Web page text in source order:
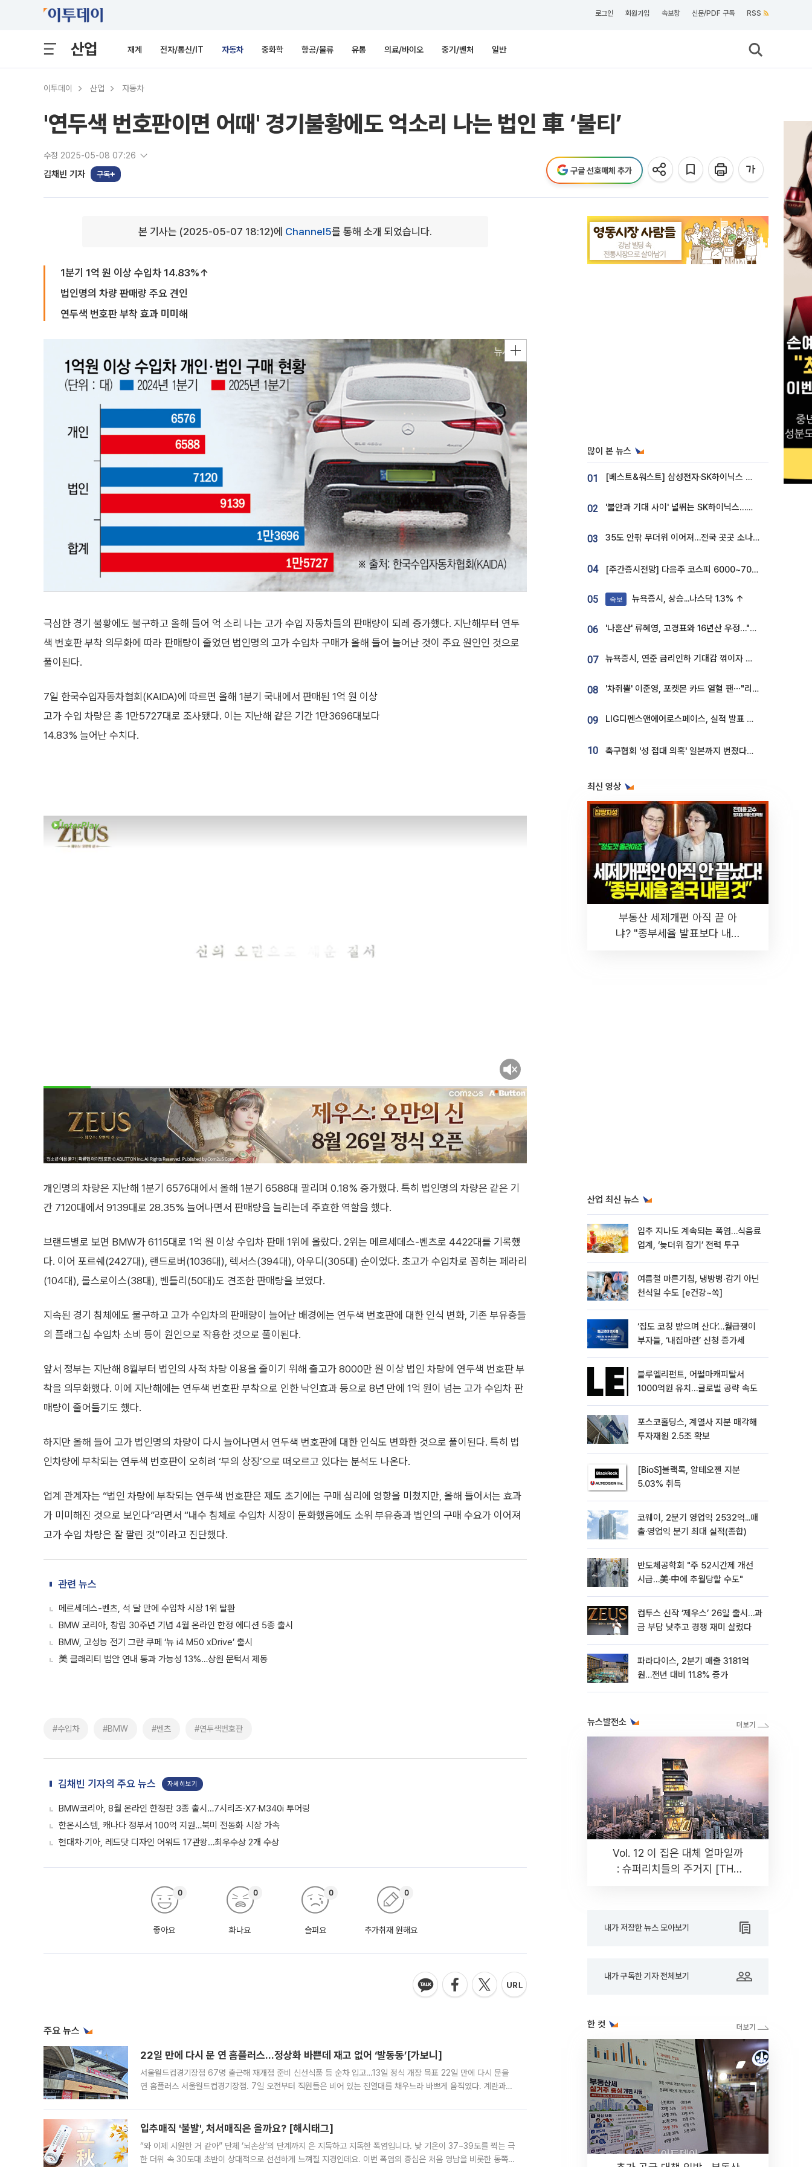
로그인 회원가입 속보창 신문/PDF 구독 RSS
산업 재계 전자/통신/IT 자동차 중화학 항공/물류 유통 의료/바이오 중기/벤처 일반
이투데이 산업 자동차
'연두색 번호판이면 어때' 경기불황에도 억소리 나는 법인 車 ‘불티’
수정 2025-05-08 07:26
김채빈 기자 구독 구글 선호매체 추가
본 기사는 (2025-05-07 18:12)에 Channel5를 통해 소개 되었습니다.
1분기 1억 원 이상 수입차 14.83%↑
법인명의 차량 판매량 주요 견인
연두색 번호판 부착 효과 미미해
극심한 경기 불황에도 불구하고 올해 들어 억 소리 나는 고가 수입 자동차들의 판매량이 되레 증가했다. 지난해부터 연두
색 번호판 부착 의무화에 따라 판매량이 줄었던 법인명의 고가 수입차 구매가 올해 들어 늘어난 것이 주요 원인인 것으로
풀이된다.
7일 한국수입자동차협회(KAIDA)에 따르면 올해 1분기 국내에서 판매된 1억 원 이상
고가 수입 차량은 총 1만5727대로 조사됐다. 이는 지난해 같은 기간 1만3696대보다
14.83% 늘어난 수치다.
개인명의 차량은 지난해 1분기 6576대에서 올해 1분기 6588대 팔리며 0.18% 증가했다. 특히 법인명의 차량은 같은 기
간 7120대에서 9139대로 28.35% 늘어나면서 판매량을 늘리는데 주효한 역할을 했다.
브랜드별로 보면 BMW가 6115대로 1억 원 이상 수입차 판매 1위에 올랐다. 2위는 메르세데스-벤츠로 4422대를 기록했
다. 이어 포르쉐(2427대), 랜드로버(1036대), 렉서스(394대), 아우디(305대) 순이었다. 초고가 수입차로 꼽히는 페라리
(104대), 롤스로이스(38대), 벤틀리(50대)도 견조한 판매량을 보였다.
지속된 경기 침체에도 불구하고 고가 수입차의 판매량이 늘어난 배경에는 연두색 번호판에 대한 인식 변화, 기존 부유층들
의 플래그십 수입차 소비 등이 원인으로 작용한 것으로 풀이된다.
앞서 정부는 지난해 8월부터 법인의 사적 차량 이용을 줄이기 위해 출고가 8000만 원 이상 법인 차량에 연두색 번호판 부
착을 의무화했다. 이에 지난해에는 연두색 번호판 부착으로 인한 낙인효과 등으로 8년 만에 1억 원이 넘는 고가 수입차 판
매량이 줄어들기도 했다.
하지만 올해 들어 고가 법인명의 차량이 다시 늘어나면서 연두색 번호판에 대한 인식도 변화한 것으로 풀이된다. 특히 법
인차량에 부착되는 연두색 번호판이 오히려 ‘부의 상징’으로 떠오르고 있다는 분석도 나온다.
업계 관계자는 “법인 차량에 부착되는 연두색 번호판은 제도 초기에는 구매 심리에 영향을 미쳤지만, 올해 들어서는 효과
가 미미해진 것으로 보인다”라면서 “내수 침체로 수입차 시장이 둔화했음에도 소위 부유층과 법인의 구매 수요가 이어져
고가 수입 차량은 잘 팔린 것”이라고 진단했다.
관련 뉴스
메르세데스-벤츠, 석 달 만에 수입차 시장 1위 탈환
BMW 코리아, 창립 30주년 기념 4월 온라인 한정 에디션 5종 출시
BMW, 고성능 전기 그란 쿠페 ‘뉴 i4 M50 xDrive’ 출시
美 클래리티 법안 연내 통과 가능성 13%…상원 문턱서 제동
#수입차 #BMW #벤츠 #연두색번호판
김채빈 기자의 주요 뉴스 자세히보기
BMW코리아, 8월 온라인 한정판 3종 출시…7시리즈·X7·M340i 투어링
한온시스템, 캐나다 정부서 100억 지원…북미 전동화 시장 가속
현대차·기아, 레드닷 디자인 어워드 17관왕…최우수상 2개 수상
좋아요
0
화나요
0
슬퍼요
0
추가취재 원해요
0
주요 뉴스
22일 만에 다시 문 연 홈플러스…정상화 바쁜데 재고 없어 ‘발동동’[가보니]
서울월드컵경기장점 67명 출근해 재개점 준비 신선식품 등 순차 입고…13일 정식 개장 목표 22일 만에 다시 문을
연 홈플러스 서울월드컵경기장점. 7일 오전부터 직원들은 비어 있는 진열대를 채우느라 바쁘게 움직였다. 계란과
입추매직 '불발', 처서매직은 올까요? [해시태그]
“와 이제 시원한 거 같아” 단체 ‘뇌손상’의 단계까지 온 지독하고 지독한 폭염입니다. 낮 기온이 37~39도를 찍는 극
한 더위 속 30도대 초반이 상대적으로 선선하게 느껴질 지경인데요. 이번 폭염의 중심은 처음 영남을 비롯한 동쪽
많이 본 뉴스
01 [베스트&워스트] 삼성전자·SK하이닉스 밀린 한 주…상상인증권은 85% 급등
02 '불안과 기대 사이' 널뛰는 SK하이닉스…증권가 "HBM4·LTA 기반 펀터멘털 견고"
03 35도 안팎 무더위 이어져…전국 곳곳 소나기 [오늘 날씨]
04 [주간증시전망] 다음주 코스피 6000~7000⋯“外人 수급은 정책이 변수”
05 속보 뉴욕증시, 상승...나스닥 1.3% ↑
06 '나혼산' 류혜영, 고경표와 16년산 우정…"자취방서 부모님과 마주쳐"
07 뉴욕증시, 연준 금리인하 기대감 꺾이자 상승...S&P500 사상 최고치 [종합]
08 '차쥐뿔' 이준영, 포켓몬 카드 열혈 팬⋯"리셀러 처단할 것"
09 LIG디펜스앤에어로스페이스, 실적 발표 후 급락→반등⋯증권가 “28년까지 튼튼”
10 축구협회 '성 접대 의혹' 일본까지 번졌다…日 심판 실명 공개
최신 영상
부동산 세제개편 아직 끝 아
냐? "종부세율 발표보다 내릴
산업 최신 뉴스
입추 지나도 계속되는 폭염…식음료
업계, ‘늦더위 잡기’ 전력 투구
여름철 마른기침, 냉방병‧감기 아닌
천식일 수도 [e건강~쏙]
‘집도 코칭 받으며 산다’…월급쟁이
부자들, ‘내집마련’ 신청 증가세
블루엘리펀트, 어펄마캐피탈서
1000억원 유치…글로벌 공략 속도
포스코홀딩스, 계열사 지분 매각해
투자재원 2.5조 확보
[BioS]블랙록, 알테오젠 지분
5.03% 취득
코웨이, 2분기 영업익 2532억...매
출·영업익 분기 최대 실적(종합)
반도체공학회 "주 52시간제 개선
시급…美·中에 추월당할 수도"
컴투스 신작 ‘제우스’ 26일 출시…과
금 부담 낮추고 경쟁 재미 살렸다
파라다이스, 2분기 매출 3181억
원…전년 대비 11.8% 증가
뉴스발전소
Vol. 12 이 집은 대체 얼마일까
: 슈퍼리치들의 주거지 [THE
내가 저장한 뉴스 모아보기
내가 구독한 기자 전체보기
한 컷